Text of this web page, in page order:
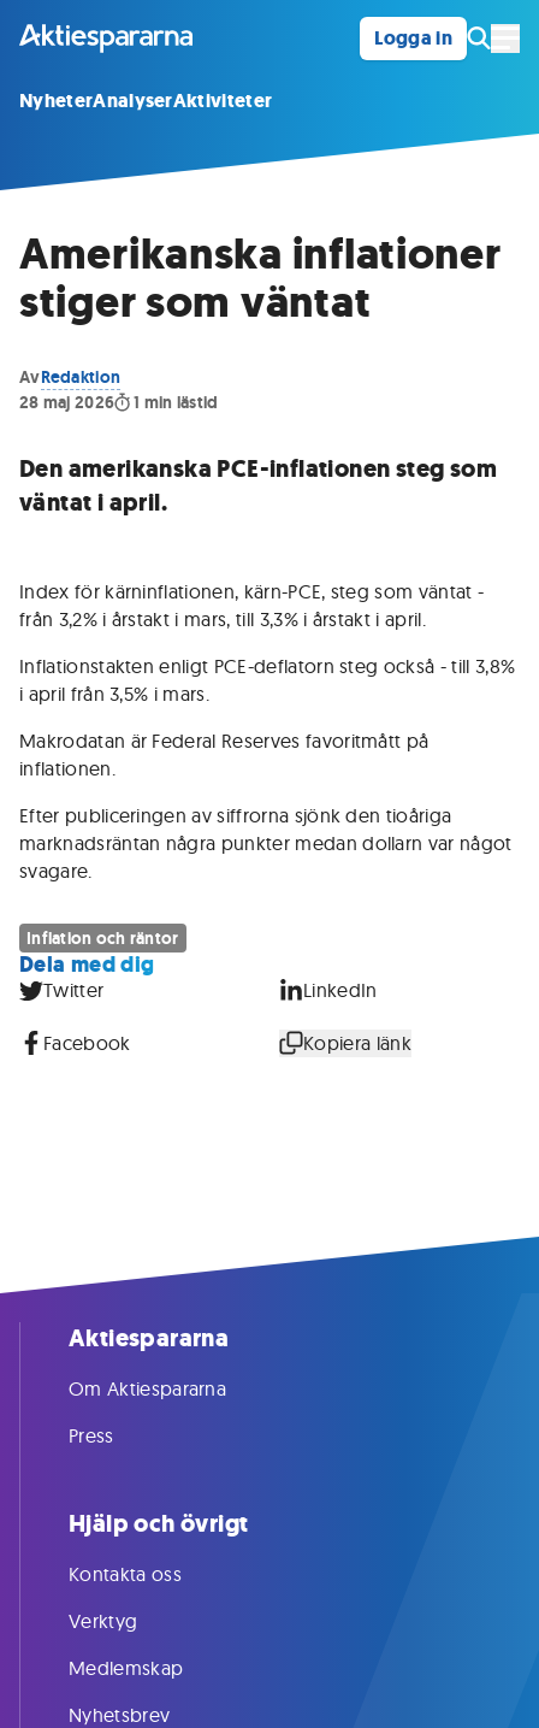
Logga in
NyheterAnalyserAktiviteter
Amerikanska inflationer
stiger som väntat
AvRedaktion
28 maj 2026
1 min lästid
Den amerikanska PCE-inflationen steg som
väntat i april.
Index för kärninflationen, kärn-PCE, steg som väntat -
från 3,2% i årstakt i mars, till 3,3% i årstakt i april.
Inflationstakten enligt PCE-deflatorn steg också - till 3,8%
i april från 3,5% i mars.
Makrodatan är Federal Reserves favoritmått på
inflationen.
Efter publiceringen av siffrorna sjönk den tioåriga
marknadsräntan några punkter medan dollarn var något
svagare.
Inflation och räntor
Dela med dig
Twitter LinkedIn
Facebook Kopiera länk
Aktiespararna
Om Aktiespararna
Press
Hjälp och övrigt
Kontakta oss
Verktyg
Medlemskap
Nyhetsbrev